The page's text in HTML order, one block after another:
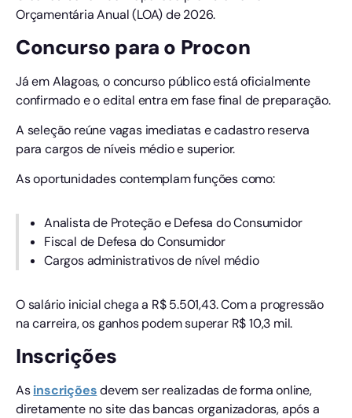
Orçamentária Anual (LOA) de 2026.
Concurso para o Procon
Já em Alagoas, o concurso público está oficialmente
confirmado e o edital entra em fase final de preparação.
A seleção reúne vagas imediatas e cadastro reserva
para cargos de níveis médio e superior.
As oportunidades contemplam funções como:
Analista de Proteção e Defesa do Consumidor
Fiscal de Defesa do Consumidor
Cargos administrativos de nível médio
O salário inicial chega a R$ 5.501,43. Com a progressão
na carreira, os ganhos podem superar R$ 10,3 mil.
Inscrições
Asinscriçõesdevem ser realizadas de forma online,
diretamente no site das bancas organizadoras, após a